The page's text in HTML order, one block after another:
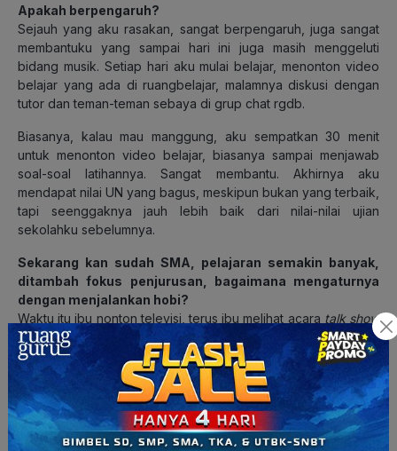
Apakah berpengaruh?
Sejauh yang aku rasakan, sangat berpengaruh, juga sangat
membantuku yang sampai hari ini juga masih menggeluti
bidang musik. Setiap hari aku mulai belajar, menonton video
belajar yang ada di ruangbelajar, malamnya diskusi dengan
tutor dan teman-teman sebaya di grup chat rgdb.
Biasanya, kalau mau manggung, aku sempatkan 30 menit
untuk menonton video belajar, biasanya sampai menjawab
soal-soal latihannya. Sangat membantu. Akhirnya aku
mendapat nilai UN yang bagus, meskipun bukan yang terbaik,
tapi seenggaknya jauh lebih baik dari nilai-nilai ujian
sekolahku sebelumnya.
Sekarang kan sudah SMA, pelajaran semakin banyak,
ditambah fokus penjurusan, bagaimana mengaturnya
dengan menjalankan hobi?
Waktu itu ibu nonton televisi, terus ibu melihat acara talk show
Ruangguru, terus ibu manggil aku dan bilang “Sathya, kamu
pakai Ruangguru lagi sana, ibu bayarin untuk langganannya,”
gitu. Soalnya beasiswaku dari Ruangguru udah selesai. Ya
sekarang untuk nyeimbangin belajar dengan hobi tetap pakai
Ruangguru.
Bukan niat promosi ya, tapi aku emang udah nyaman belajar